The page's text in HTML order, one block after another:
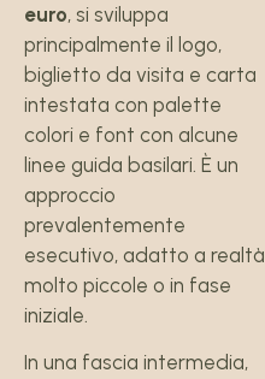
euro, si sviluppa
principalmente il logo,
biglietto da visita e carta
intestata con palette
colori e font con alcune
linee guida basilari. È un
approccio
prevalentemente
esecutivo, adatto a realtà
molto piccole o in fase
iniziale.
In una fascia intermedia,